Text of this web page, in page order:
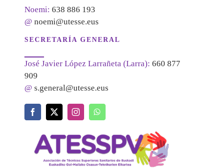
Noemi: 638 886 193
@ noemi@utesse.eus
SECRETARÍA GENERAL
José Javier López Larrañeta (Larra): 660 877
909
@ s.general@utesse.eus